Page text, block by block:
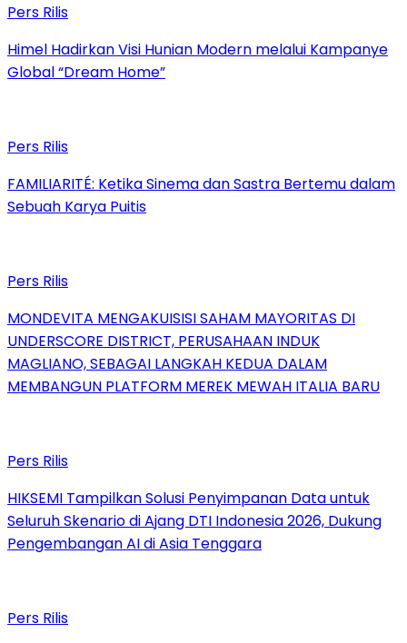
Pers Rilis
Himel Hadirkan Visi Hunian Modern melalui Kampanye
Global “Dream Home”
Pers Rilis
FAMILIARITÉ: Ketika Sinema dan Sastra Bertemu dalam
Sebuah Karya Puitis
Pers Rilis
MONDEVITA MENGAKUISISI SAHAM MAYORITAS DI
UNDERSCORE DISTRICT, PERUSAHAAN INDUK
MAGLIANO, SEBAGAI LANGKAH KEDUA DALAM
MEMBANGUN PLATFORM MEREK MEWAH ITALIA BARU
Pers Rilis
HIKSEMI Tampilkan Solusi Penyimpanan Data untuk
Seluruh Skenario di Ajang DTI Indonesia 2026, Dukung
Pengembangan AI di Asia Tenggara
Pers Rilis